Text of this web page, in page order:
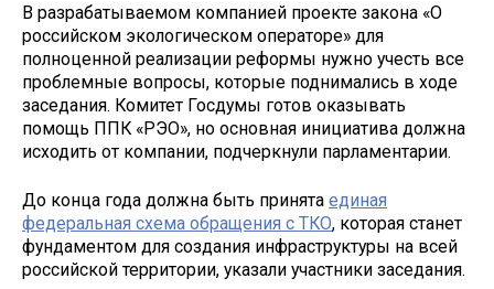
В разрабатываемом компанией проекте закона «О
российском экологическом операторе» для
полноценной реализации реформы нужно учесть все
проблемные вопросы, которые поднимались в ходе
заседания. Комитет Госдумы готов оказывать
помощь ППК «РЭО», но основная инициатива должна
исходить от компании, подчеркнули парламентарии.
До конца года должна быть принята единая
федеральная схема обращения с ТКО, которая станет
фундаментом для создания инфраструктуры на всей
российской территории, указали участники заседания.